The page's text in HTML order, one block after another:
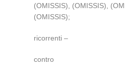
(OMISSIS), (OMISSIS),
(OMISSIS);
ricorrenti –
contro